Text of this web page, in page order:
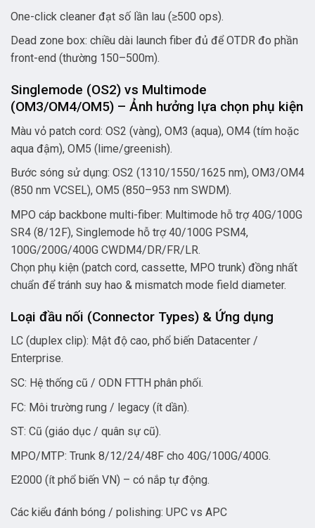
One-click cleaner đạt số lần lau (≥500 ops).
Dead zone box: chiều dài launch fiber đủ để OTDR đo phần
front-end (thường 150–500m).
Singlemode (OS2) vs Multimode
(OM3/OM4/OM5) – Ảnh hưởng lựa chọn phụ kiện
Màu vỏ patch cord: OS2 (vàng), OM3 (aqua), OM4 (tím hoặc
aqua đậm), OM5 (lime/greenish).
Bước sóng sử dụng: OS2 (1310/1550/1625 nm), OM3/OM4
(850 nm VCSEL), OM5 (850–953 nm SWDM).
MPO cáp backbone multi-fiber: Multimode hỗ trợ 40G/100G
SR4 (8/12F), Singlemode hỗ trợ 40/100G PSM4,
100G/200G/400G CWDM4/DR/FR/LR.
Chọn phụ kiện (patch cord, cassette, MPO trunk) đồng nhất
chuẩn để tránh suy hao & mismatch mode field diameter.
Loại đầu nối (Connector Types) & Ứng dụng
LC (duplex clip): Mật độ cao, phổ biến Datacenter /
Enterprise.
SC: Hệ thống cũ / ODN FTTH phân phối.
FC: Môi trường rung / legacy (ít dần).
ST: Cũ (giáo dục / quân sự cũ).
MPO/MTP: Trunk 8/12/24/48F cho 40G/100G/400G.
E2000 (ít phổ biến VN) – có nắp tự động.
Các kiểu đánh bóng / polishing: UPC vs APC